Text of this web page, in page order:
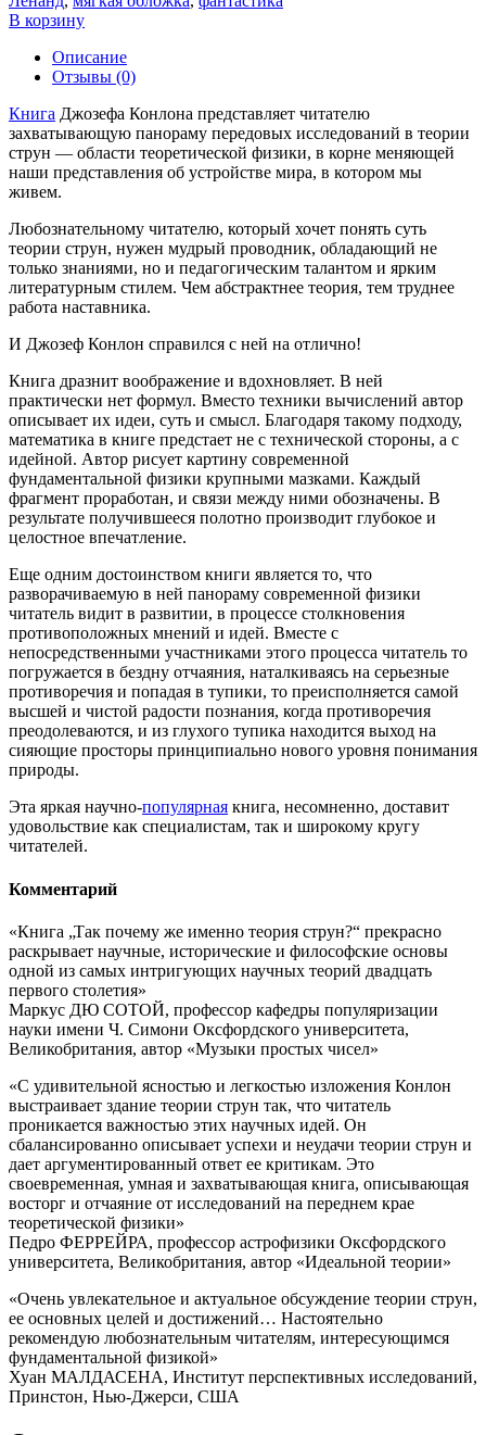
В корзину
Описание
Отзывы (0)
Книга Джозефа Конлона представляет читателю
захватывающую панораму передовых исследований в теории
струн — области теоретической физики, в корне меняющей
наши представления об устройстве мира, в котором мы
живем.
Любознательному читателю, который хочет понять суть
теории струн, нужен мудрый проводник, обладающий не
только знаниями, но и педагогическим талантом и ярким
литературным стилем. Чем абстрактнее теория, тем труднее
работа наставника.
И Джозеф Конлон справился с ней на отлично!
Книга дразнит воображение и вдохновляет. В ней
практически нет формул. Вместо техники вычислений автор
описывает их идеи, суть и смысл. Благодаря такому подходу,
математика в книге предстает не с технической стороны, а с
идейной. Автор рисует картину современной
фундаментальной физики крупными мазками. Каждый
фрагмент проработан, и связи между ними обозначены. В
результате получившееся полотно производит глубокое и
целостное впечатление.
Еще одним достоинством книги является то, что
разворачиваемую в ней панораму современной физики
читатель видит в развитии, в процессе столкновения
противоположных мнений и идей. Вместе с
непосредственными участниками этого процесса читатель то
погружается в бездну отчаяния, наталкиваясь на серьезные
противоречия и попадая в тупики, то преисполняется самой
высшей и чистой радости познания, когда противоречия
преодолеваются, и из глухого тупика находится выход на
сияющие просторы принципиально нового уровня понимания
природы.
Эта яркая научно-популярная книга, несомненно, доставит
удовольствие как специалистам, так и широкому кругу
читателей.
Комментарий
«Книга „Так почему же именно теория струн?“ прекрасно
раскрывает научные, исторические и философ­ские основы
одной из самых интригующих научных теорий двадцать
первого столетия»
Маркус ДЮ СОТОЙ, профессор кафедры популяризации
науки имени Ч. Симони Оксфордского университета,
Великобритания, автор «Музыки простых чисел»
«С удивительной ясностью и легкостью изложения Конлон
выстраивает здание теории струн так, что читатель
проникается важностью этих научных идей. Он
сбалансированно описывает успехи и неудачи теории струн и
дает аргументированный ответ ее критикам. Это
своевременная, умная и захватывающая книга, описывающая
восторг и отчаяние от исследований на переднем крае
теоретической физики»
Педро ФЕРРЕЙРА, профессор астрофизики Оксфордского
университета, Великобритания, автор «Идеальной теории»
«Очень увлекательное и актуальное обсуждение теории струн,
ее основных целей и достижений… Настоятельно
рекомендую любознательным читателям, интересующимся
фундаментальной физикой»
Хуан МАЛДАСЕНА, Институт перспективных исследований,
Принстон, Нью-Джерси, США